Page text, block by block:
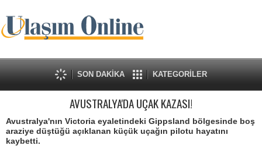
SON DAKİKA KATEGORİLER
AVUSTRALYA'DA UÇAK KAZASI!
Avustralya'nın Victoria eyaletindeki Gippsland bölgesinde boş
araziye düştüğü açıklanan küçük uçağın pilotu hayatını
kaybetti.